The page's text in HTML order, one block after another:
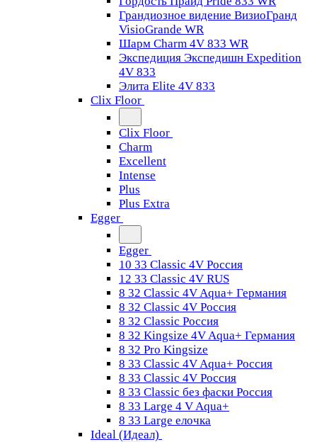
Грандиозное видение ВизиоГранд
VisioGrande WR
Шарм Charm 4V 833 WR
Экспедиция Экспедишн Expedition
4V 833
Элита Elite 4V 833
Clix Floor
Clix Floor
Charm
Excellent
Intense
Plus
Plus Extra
Egger
Egger
10 33 Classic 4V Россия
12 33 Classic 4V RUS
8 32 Classic 4V Aqua+ Германия
8 32 Classic 4V Россия
8 32 Classic Россия
8 32 Kingsize 4V Aqua+ Германия
8 32 Pro Kingsize
8 33 Classic 4V Aqua+ Россия
8 33 Classic 4V Россия
8 33 Classic без фаски Россия
8 33 Large 4 V Aqua+
8 33 Large елочка
Ideal (Идеал)